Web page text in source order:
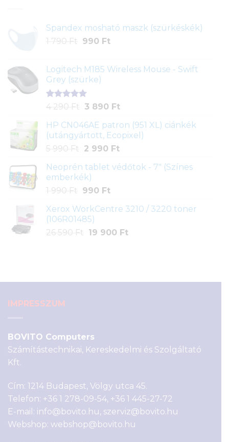
Spandex mosható maszk (szürkéskék)
1 790 Ft
Original
790 Ft.
990 FtCurrent
990 Ft.
Logitech M185 Wireless Mouse - Swift
Grey (szürke)
Értékelés
ből,
1
értékelés
alapján
4 290 Ft
Original
was:
4
290 Ft.
3 890 FtCurrent
is:
3
890 Ft.
HP CN046AE patron (951 XL) ciánkék
(utángyártott, Ecopixel)
5 990 Ft
Original
was:
5
990 Ft.
2 990 FtCurrent
is:
Neoprén tablet védőtok - 7" (Színes
emberkék)
1 990 Ft
Original
was:
1
990 Ft.
990 FtCurrent
is:
Xerox WorkCentre 3210 / 3220 toner
(106R01485)
26 590 Ft
Original
19 900 FtCurrent
IMPRESSZUM
BOVITO Computers
Számítástechnikai, Kereskedelmi és Szolgáltató
Kft.
Cím: 1214 Budapest, Völgy utca 45.
Telefon: +36 1 278-09-54, +36 1 445-27-72
E-mail: info@bovito.hu, szerviz@bovito.hu
Webshop: webshop@bovito.hu